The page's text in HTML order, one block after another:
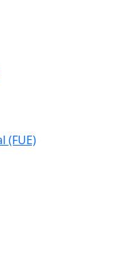
(FUE)